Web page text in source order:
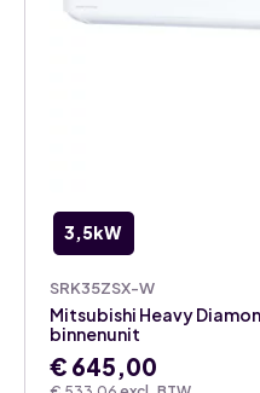
3,5kW
SRK35ZSX-W
Mitsubishi Heavy
binnenunit
€ 645,00